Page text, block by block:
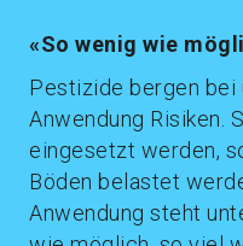
«So wenig wie
Pestizide bergen bei
Anwendung Risiken.
eingesetzt werden,
Böden belastet
Anwendung steht